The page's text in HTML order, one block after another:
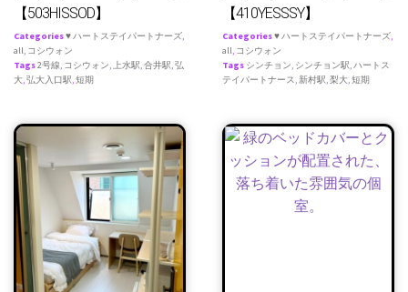
【503HISSOD】
Categories♥ ハートステイパートナーズ,
all, コシウォン
Tags2号線, コシウォン, 上水駅,合井駅,弘
大,弘大入口駅,短期
【410YESSSY】
Categories♥ ハートステイパートナーズ,
all, コシウォン
Tags シンチョン, シンチョン駅,ハートス
テイパートナース,新村駅,梨大,短期